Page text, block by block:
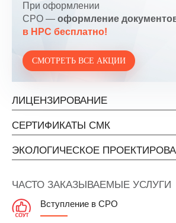
При оформлении
СРО — оформление
в НРС бесплатно!
СМОТРЕТЬ ВСЕ АКЦИИ
ЛИЦЕНЗИРОВАНИЕ
СЕРТИФИКАТЫ СМК
ЭКОЛОГИЧЕСКОЕ
ЧАСТО ЗАКАЗЫВАЕМЫЕ УСЛУГИ
Вступление в СРО